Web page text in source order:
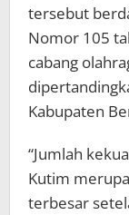
tersebut
Nomor 105
cabang
Kabupaten
“Jumlah
Kutim
terbesar